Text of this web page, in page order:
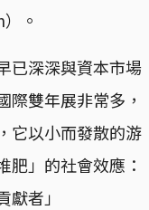
。
已深深與資本市場
際雙年展非常多，
它以小而發散的游
肥」的社會效應：
者」